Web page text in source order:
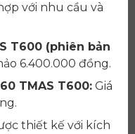
với nhu cầu và
T600 (phiên bản
6.400.000 đồng.
TMAS T600: Giá
thiết kế với kích